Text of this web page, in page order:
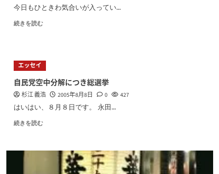
今日もひときわ気合いが入ってい...
続きを読む
エッセイ
自民党空中分解につき総選挙
杉江 義浩 2005年8月8日 0 427
はいはい、８月８日です。 永田...
続きを読む